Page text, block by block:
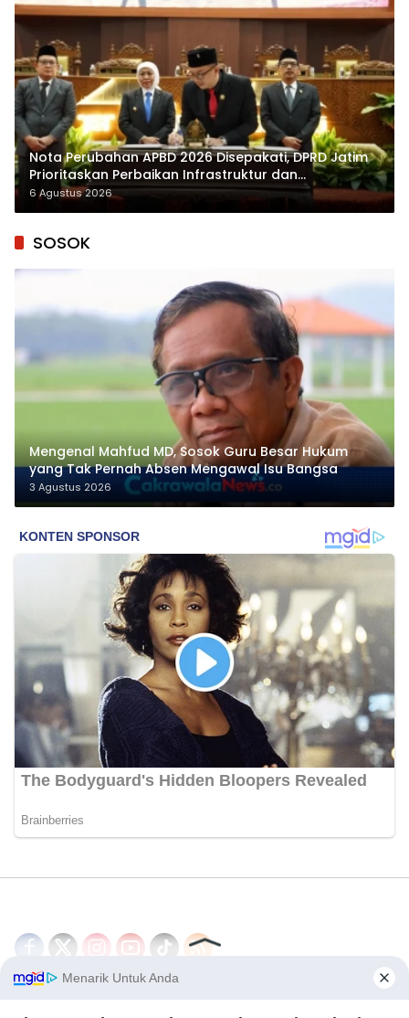
Nota Perubahan APBD 2026 Disepakati, DPRD Jatim
Prioritaskan Perbaikan Infrastruktur dan
Penyelesaian TPG
6 Agustus 2026
SOSOK
Mengenal Mahfud MD, Sosok Guru Besar Hukum
yang Tak Pernah Absen Mengawal Isu Bangsa
3 Agustus 2026